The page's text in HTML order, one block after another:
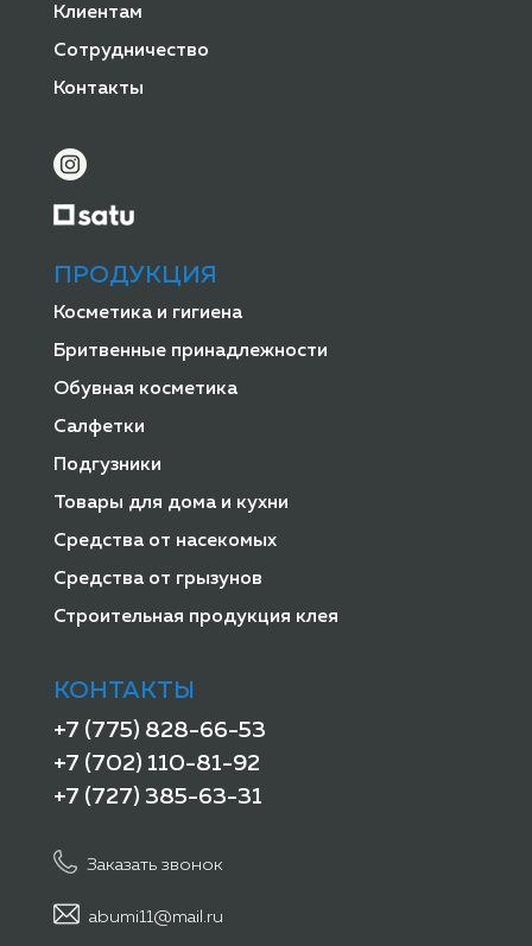
Клиентам
Сотрудничество
Контакты
ПРОДУКЦИЯ
Косметика и гигиена
Бритвенные принадлежности
Обувная косметика
Салфетки
Подгузники
Товары для дома и кухни
Средства от насекомых
Средства от грызунов
Строительная продукция клея
КОНТАКТЫ
+7 (775) 828-66-53
+7 (702) 110-81-92
+7 (727) 385-63-31
Заказать звонок
abumi11@mail.ru